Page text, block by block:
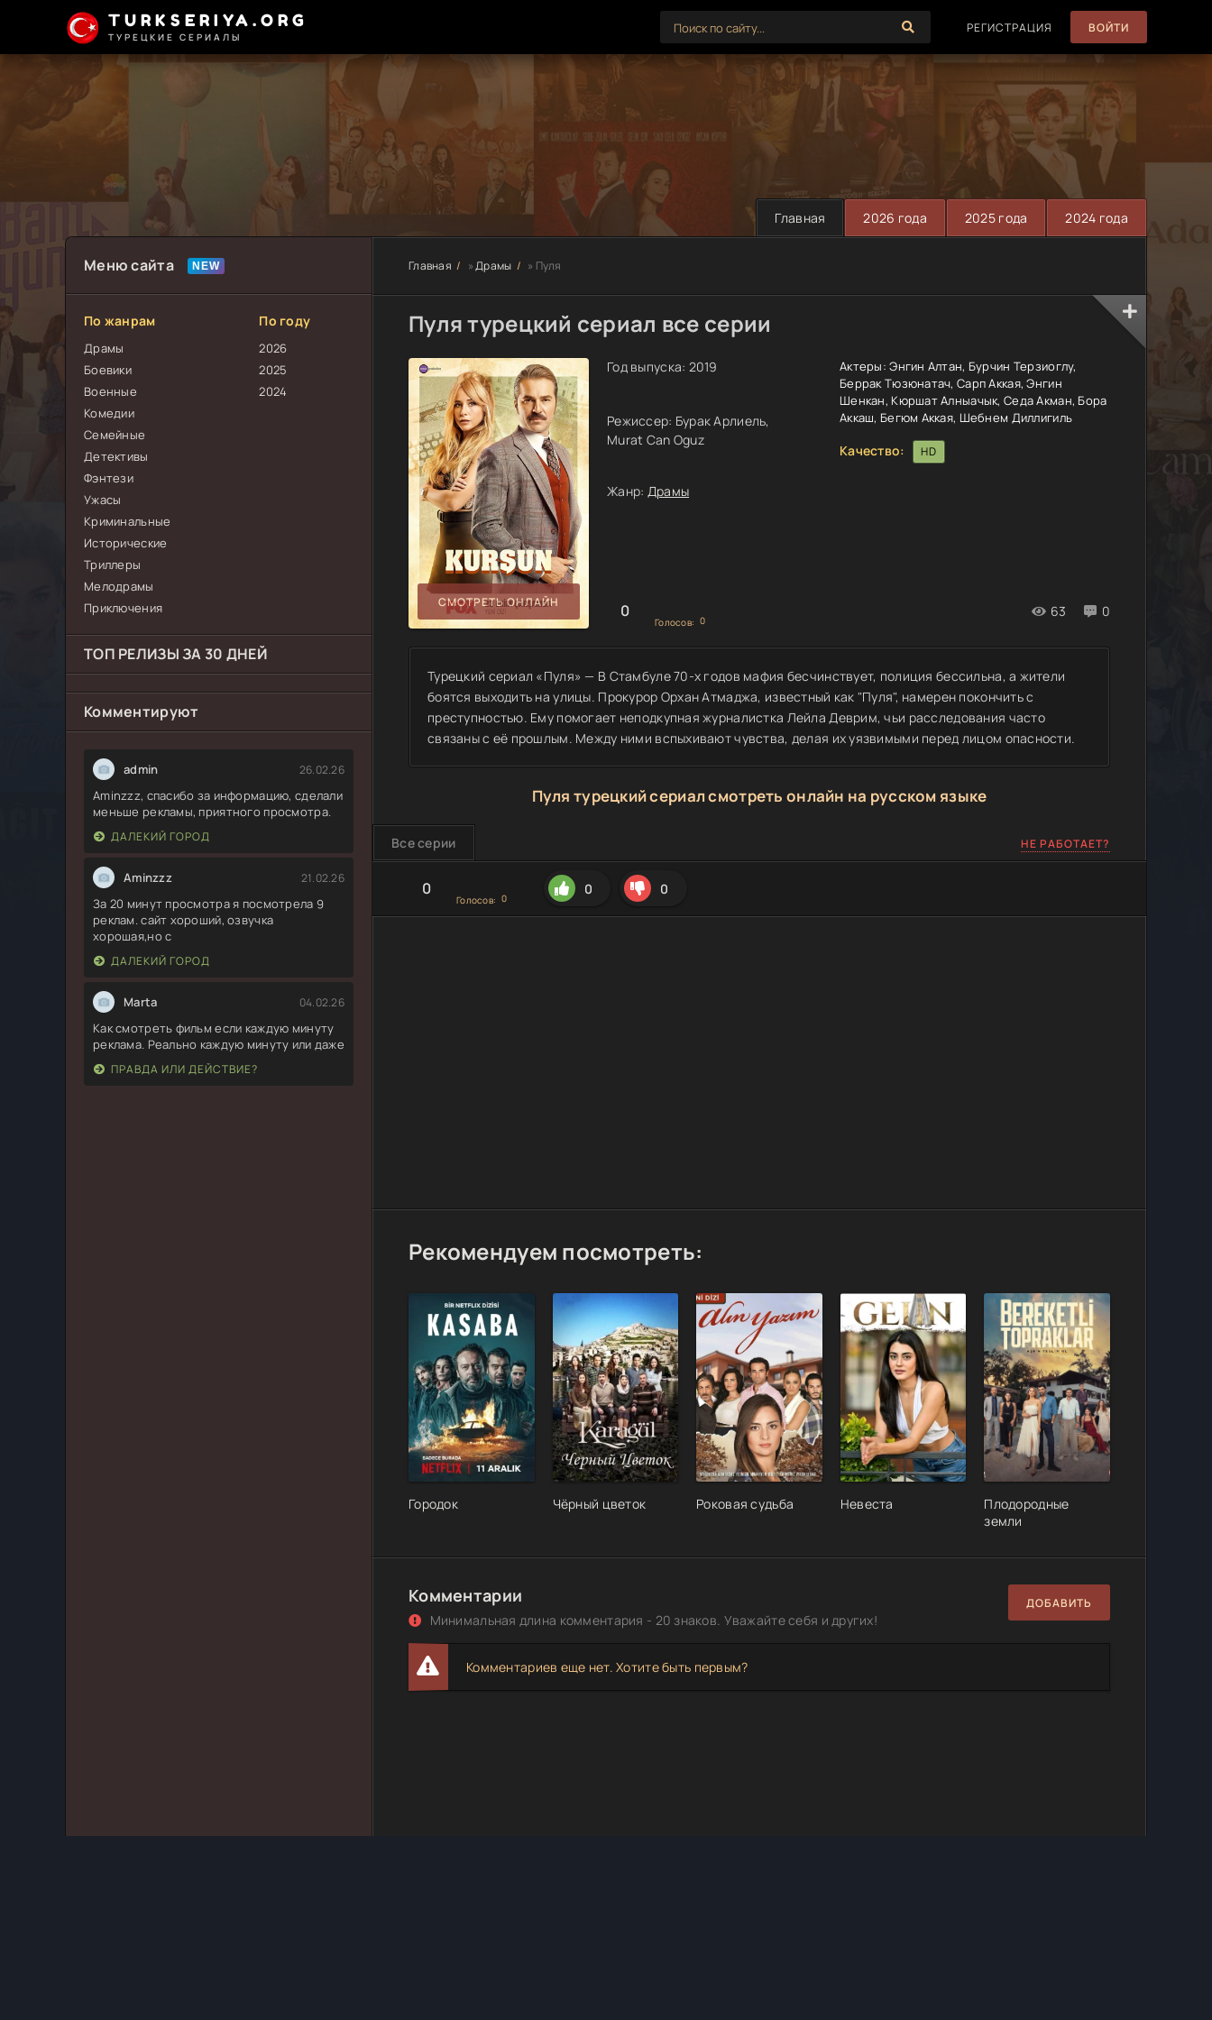
TURKSERIYA.ORG
ТУРЕЦКИЕ СЕРИАЛЫ
РЕГИСТРАЦИЯ ВОЙТИ
Главная 2026 года 2025 года 2024 года
Меню сайта
По жанрам
Драмы
Боевики
Военные
Комедии
Семейные
Детективы
Фэнтези
Ужасы
Криминальные
Исторические
Триллеры
Мелодрамы
Приключения
По году
2026
2025
2024
ТОП РЕЛИЗЫ ЗА 30 ДНЕЙ
Комментируют
admin 26.02.26
Aminzzz, спасибо за информацию, сделали
меньше рекламы, приятного просмотра.
ДАЛЕКИЙ ГОРОД
Aminzzz 21.02.26
За 20 минут просмотра я посмотрела 9
реклам. сайт хороший, озвучка
хорошая,но с
ДАЛЕКИЙ ГОРОД
Marta 04.02.26
Как смотреть фильм если каждую минуту
реклама. Реально каждую минуту или даже
ПРАВДА ИЛИ ДЕЙСТВИЕ?
Главная »Драмы » Пуля
Пуля турецкий сериал все серии
СМОТРЕТЬ ОНЛАЙН
Год выпуска: 2019
Режиссер: Бурак Арлиель,
Murat Can Oguz
Жанр: Драмы
0
Голосов: 0
63 0
Актеры: Энгин Алтан, Бурчин Терзиоглу,
Беррак Тюзюнатач, Сарп Аккая, Энгин
Шенкан, Кюршат Алныачык, Седа Акман, Бора
Аккаш, Бегюм Аккая, Шебнем Диллигиль
Качество: HD
Турецкий сериал «Пуля» — В Стамбуле 70-х годов мафия бесчинствует, полиция бессильна, а жители
боятся выходить на улицы. Прокурор Орхан Атмаджа, известный как "Пуля", намерен покончить с
преступностью. Ему помогает неподкупная журналистка Лейла Деврим, чьи расследования часто
связаны с её прошлым. Между ними вспыхивают чувства, делая их уязвимыми перед лицом опасности.
Пуля турецкий сериал смотреть онлайн на русском языке
Все серии НЕ РАБОТАЕТ?
0
Голосов: 0
0 0
Рекомендуем посмотреть:
Городок Чёрный цветок Роковая судьба Невеста
Плодородные
земли
Комментарии
Минимальная длина комментария - 20 знаков. Уважайте себя и других!
ДОБАВИТЬ
Комментариев еще нет. Хотите быть первым?